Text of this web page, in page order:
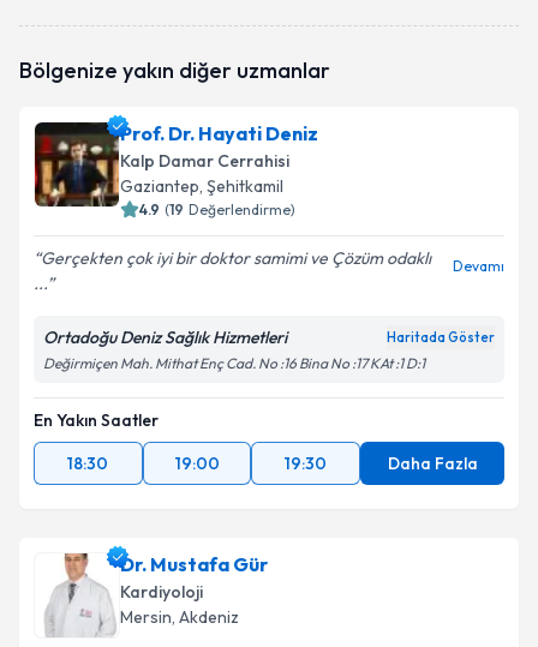
oluşturun. Size bu uzmandan randevu almanız için bir
E-posta Adresiniz
Kişisel verilerimin işlenmesine ilişkinAydınlatma
Bölgenize yakın diğer uzmanlar
Prof. Dr. Hayati Deniz
Kalp Damar Cerrahisi
Gaziantep, Şehitkamil
4.9 (19 Değerlendirme)
Gerçekten çok iyi bir doktor samimi ve Çözüm odaklı
...
Devamı
Ortadoğu Deniz Sağlık Hizmetleri Haritada Göster
Değirmiçen Mah. Mithat Enç Cad. No :16 Bina No :17 KAt :1 D:1
En Yakın Saatler
18:30
19:00 19:30 Daha Fazla
Dr. Mustafa Gür
Kardiyoloji
Mersin, Akdeniz